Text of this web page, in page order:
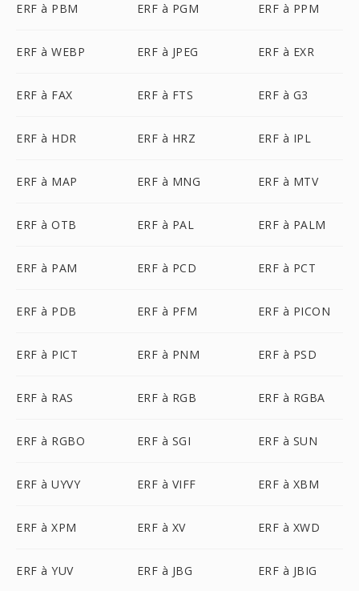
ERF à PBM ERF à PGM ERF à PPM
ERF à WEBP ERF à JPEG ERF à EXR
ERF à FAX ERF à FTS ERF à G3
ERF à HDR ERF à HRZ ERF à IPL
ERF à MAP ERF à MNG ERF à MTV
ERF à OTB ERF à PAL ERF à PALM
ERF à PAM ERF à PCD ERF à PCT
ERF à PDB ERF à PFM ERF à PICON
ERF à PICT ERF à PNM ERF à PSD
ERF à RAS ERF à RGB ERF à RGBA
ERF à RGBO ERF à SGI ERF à SUN
ERF à UYVY ERF à VIFF ERF à XBM
ERF à XPM ERF à XV ERF à XWD
ERF à YUV ERF à JBG ERF à JBIG